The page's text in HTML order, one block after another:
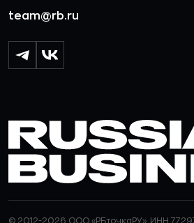
team@rb.ru
© 2012-2026 ООО «РБточкаРУ». ИНН